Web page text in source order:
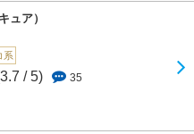
ュア）
系
/ 5) 35